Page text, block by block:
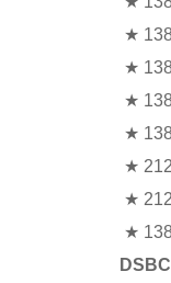
★
★
★
★
★
★
★